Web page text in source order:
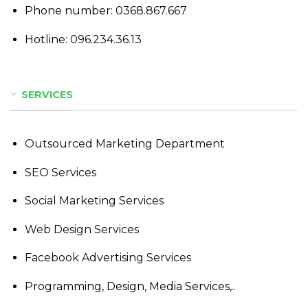
Phone number: 0368.867.667
Hotline: 096.234.36.13
SERVICES
Outsourced Marketing Department
SEO Services
Social Marketing Services
Web Design Services
Facebook Advertising Services
Programming, Design, Media Services,..